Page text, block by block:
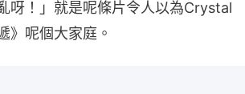
呀！」就是呢條片令人以為Crystal
》呢個大家庭。